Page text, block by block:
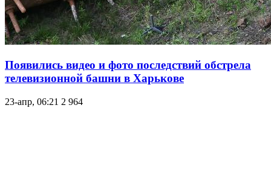
Появились видео и фото последствий обстрела
телевизионной башни в Харькове
23-апр, 06:21 2 964